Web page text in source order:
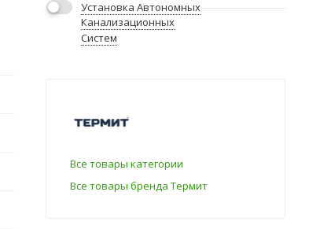
Установка Автономных
Канализационных
Систем
Все товары категории
Все товары бренда Термит